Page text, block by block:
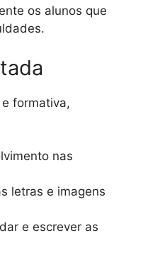
os alunos que
formativa,
nas
letras e imagens
e escrever as